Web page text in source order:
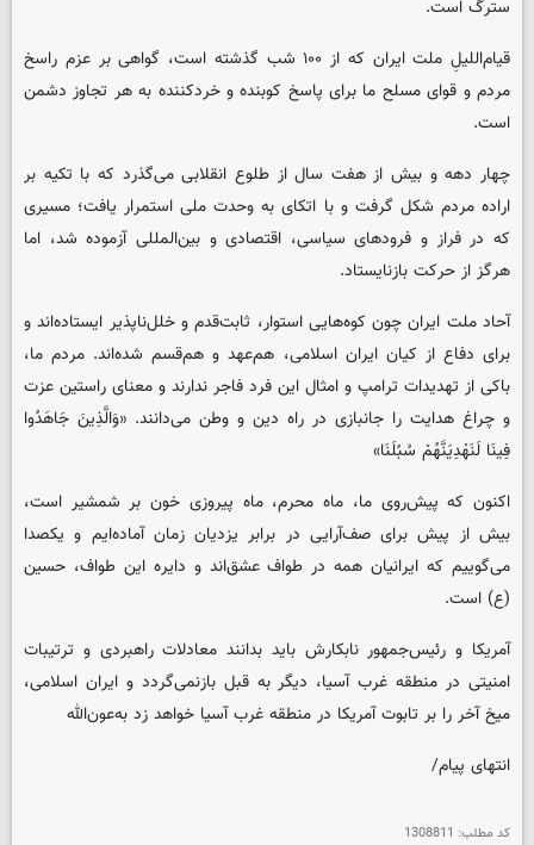
سترگ است.
قیام‌اللیلِ ملت ایران که از ۱۰۰ شب گذشته است، گواهی بر عزم راسخ
مردم و قوای مسلح ما برای پاسخ کوبنده و خردکننده به هر تجاوز دشمن
است.
چهار دهه و بیش از هفت سال از طلوع انقلابی می‌گذرد که با تکیه بر
اراده مردم شکل گرفت و با اتکای به وحدت ملی استمرار یافت؛ مسیری
که در فراز و فرودهای سیاسی، اقتصادی و بین‌المللی آزموده شد، اما
هرگز از حرکت بازنایستاد.
آحاد ملت ایران چون کوه‌هایی استوار، ثابت‌قدم و خلل‌ناپذیر ایستاده‌اند و
برای دفاع از کیان ایران اسلامی، هم‌عهد و هم‌قسم شده‌اند. مردم ما،
باکی از تهدیدات ترامپ و امثال این فرد فاجر ندارند و معنای راستین عزت
و چراغ هدایت را جانبازی در راه دین و وطن می‌دانند. «وَالَّذِینَ جَاهَدُوا
فِینَا لَنَهْدِیَنَّهُمْ سُبُلَنَا»
اکنون که پیش‌روی ما، ماه محرم، ماه پیروزی خون بر شمشیر است،
بیش از پیش برای صف‌آرایی در برابر یزدیان زمان آماده‌ایم و یکصدا
می‌گوییم که ایرانیان همه در طواف عشق‌اند و دایره این طواف، حسین
(ع) است.
آمریکا و رئیس‌جمهور نابکارش باید بدانند معادلات راهبردی و ترتیبات
امنیتی در منطقه غرب آسیا، دیگر به قبل بازنمی‌گردد و ایران اسلامی،
میخ آخر را بر تابوت آمریکا در منطقه غرب آسیا خواهد زد به‌عون‌الله
انتهای پیام/
کد مطلب: 1308811